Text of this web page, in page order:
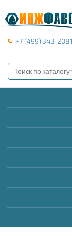
+7 (499) 343-2081